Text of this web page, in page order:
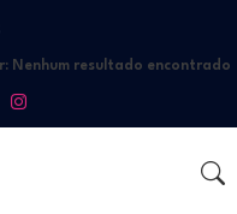
Nenhum resultado encontrado